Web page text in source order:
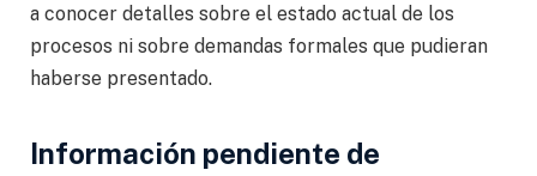
a conocer detalles sobre el estado actual de los
procesos ni sobre demandas formales que pudieran
haberse presentado.
Información pendiente de